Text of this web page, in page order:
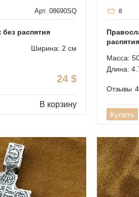
Арт. 08690SQ
распятия
Ширина: 2 см
24 $
В корзину
8
распятия
Масса:
Длина:
Отзывы 4
Купить